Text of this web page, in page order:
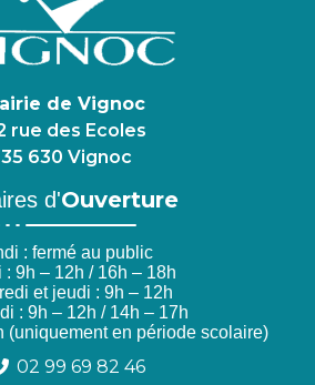
de Vignoc
rue des Ecoles
35 630 Vignoc
d'Ouverture
: fermé au public
: 9h – 12h / 16h – 18h
et jeudi : 9h – 12h
: 9h – 12h / 14h – 17h
(uniquement en période scolaire)
02 99 69 82 46